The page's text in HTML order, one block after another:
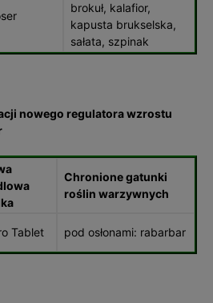
brokuł, kalafior,
kapusta brukselska,
sałata, szpinak
nowego regulatora wzrostu
Chronione gatunki
roślin warzywnych
Tablet pod osłonami: rabarbar